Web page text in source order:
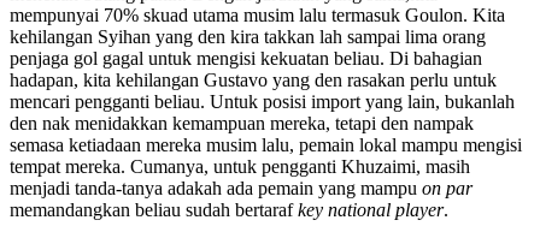
mempunyai 70% skuad utama musim lalu termasuk Goulon. Kita
kehilangan Syihan yang den kira takkan lah sampai lima orang
penjaga gol gagal untuk mengisi kekuatan beliau. Di bahagian
hadapan, kita kehilangan Gustavo yang den rasakan perlu untuk
mencari pengganti beliau. Untuk posisi import yang lain, bukanlah
den nak menidakkan kemampuan mereka, tetapi den nampak
semasa ketiadaan mereka musim lalu, pemain lokal mampu mengisi
tempat mereka. Cumanya, untuk pengganti Khuzaimi, masih
menjadi tanda-tanya adakah ada pemain yang mampu on par
memandangkan beliau sudah bertarafkey national player.